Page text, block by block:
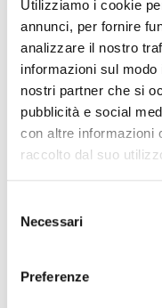
Utilizziamo i cookie
annunci, per fornire
analizzare il nostro
informazioni sul
nostri partner che si
pubblicità e social
con altre informazioni
raccolto dal suo
delNecessari
Preferenze